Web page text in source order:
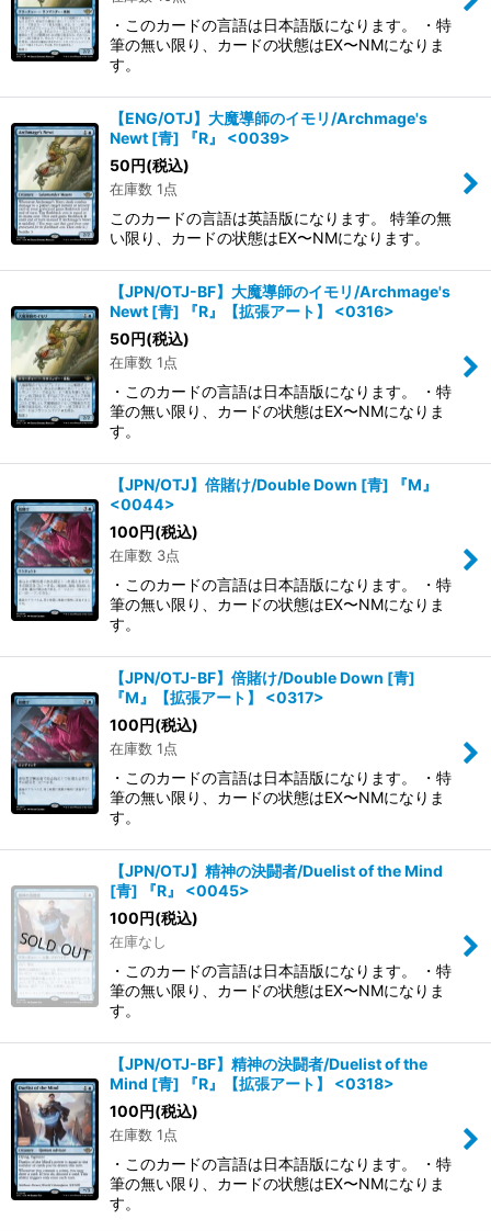
・このカードの言語は日本語版になります。 ・特
筆の無い限り、カードの状態はEX〜NMになりま
す。
【ENG/OTJ】大魔導師のイモリ/Archmage's
Newt [青] 『R』 <0039>
50円(税込)
在庫数 1点
このカードの言語は英語版になります。 特筆の無
い限り、カードの状態はEX〜NMになります。
【JPN/OTJ-BF】大魔導師のイモリ/Archmage's
Newt [青] 『R』【拡張アート】 <0316>
50円(税込)
在庫数 1点
・このカードの言語は日本語版になります。 ・特
筆の無い限り、カードの状態はEX〜NMになりま
す。
【JPN/OTJ】倍賭け/Double Down [青] 『M』
<0044>
100円(税込)
在庫数 3点
・このカードの言語は日本語版になります。 ・特
筆の無い限り、カードの状態はEX〜NMになりま
す。
【JPN/OTJ-BF】倍賭け/Double Down [青]
『M』【拡張アート】 <0317>
100円(税込)
在庫数 1点
・このカードの言語は日本語版になります。 ・特
筆の無い限り、カードの状態はEX〜NMになりま
す。
【JPN/OTJ】精神の決闘者/Duelist of the Mind
[青] 『R』 <0045>
100円(税込)
在庫なし
・このカードの言語は日本語版になります。 ・特
筆の無い限り、カードの状態はEX〜NMになりま
す。
【JPN/OTJ-BF】精神の決闘者/Duelist of the
Mind [青] 『R』【拡張アート】 <0318>
100円(税込)
在庫数 1点
・このカードの言語は日本語版になります。 ・特
筆の無い限り、カードの状態はEX〜NMになりま
す。